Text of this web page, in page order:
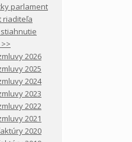
parlament
riaditeľa
2026
2025
2024
2023
2022
2021
2020